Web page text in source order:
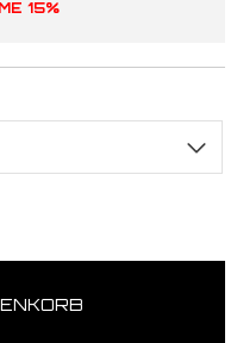
15%